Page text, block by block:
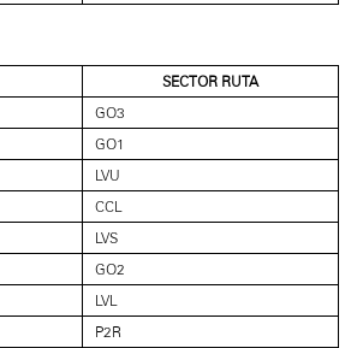
SECTOR RUTA
GO3
GO1
LVU
CCL
LVS
GO2
LVL
P2R